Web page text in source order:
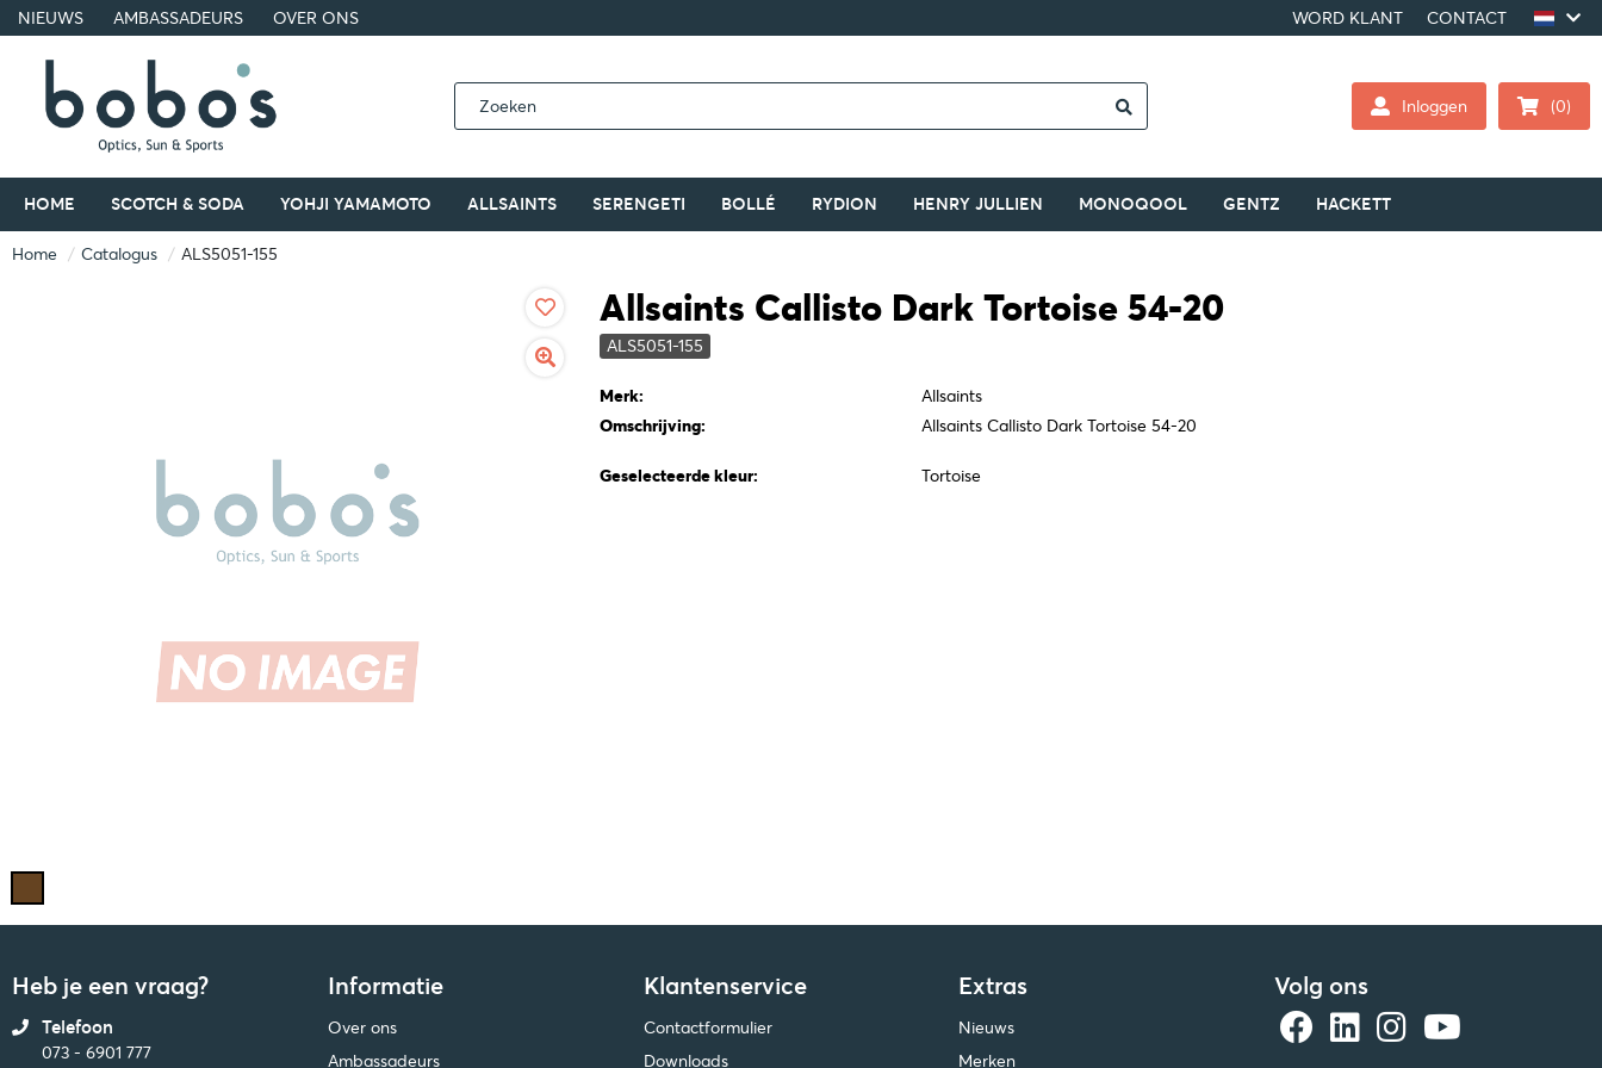
NIEUWS AMBASSADEURS OVER ONS WORD KLANT CONTACT
Inloggen (0)
HOME SCOTCH & SODA YOHJI YAMAMOTO ALLSAINTS SERENGETI BOLLÉ RYDION HENRY JULLIEN MONOQOOL GENTZ HACKETT
Home Catalogus ALS5051-155
Allsaints Callisto Dark Tortoise 54-20
ALS5051-155
Merk:
Allsaints
Omschrijving:
Allsaints Callisto Dark Tortoise 54-20
Geselecteerde kleur: Tortoise
Heb je een vraag?
Telefoon
073 - 6901 777
Informatie
Over ons
Ambassadeurs
Klantenservice
Contactformulier
Downloads
Extras
Nieuws
Merken
Volg ons